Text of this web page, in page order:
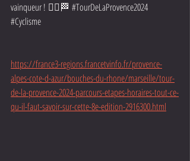
vainqueur ! 🚴‍♂️🏁 #TourDeLaProvence2024
#Cyclisme
https://france3-regions.francetvinfo.fr/provence-
alpes-cote-d-azur/bouches-du-rhone/marseille/tour-
de-la-provence-2024-parcours-etapes-horaires-tout-ce-
qu-il-faut-savoir-sur-cette-8e-edition-2916300.html